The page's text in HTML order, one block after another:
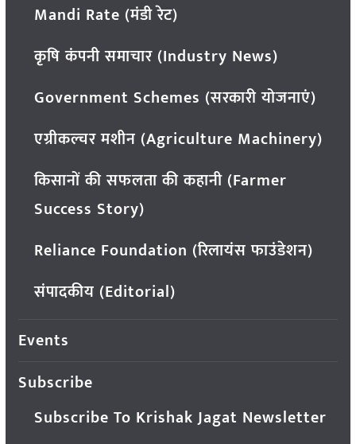
Mandi Rate (मंडी रेट)
कृषि कंपनी समाचार (Industry News)
Government Schemes (सरकारी योजनाएं)
एग्रीकल्चर मशीन (Agriculture Machinery)
किसानों की सफलता की कहानी (Farmer
Success Story)
Reliance Foundation (रिलायंस फाउंडेशन)
संपादकीय (Editorial)
Events
Subscribe
Subscribe To Krishak Jagat Newsletter